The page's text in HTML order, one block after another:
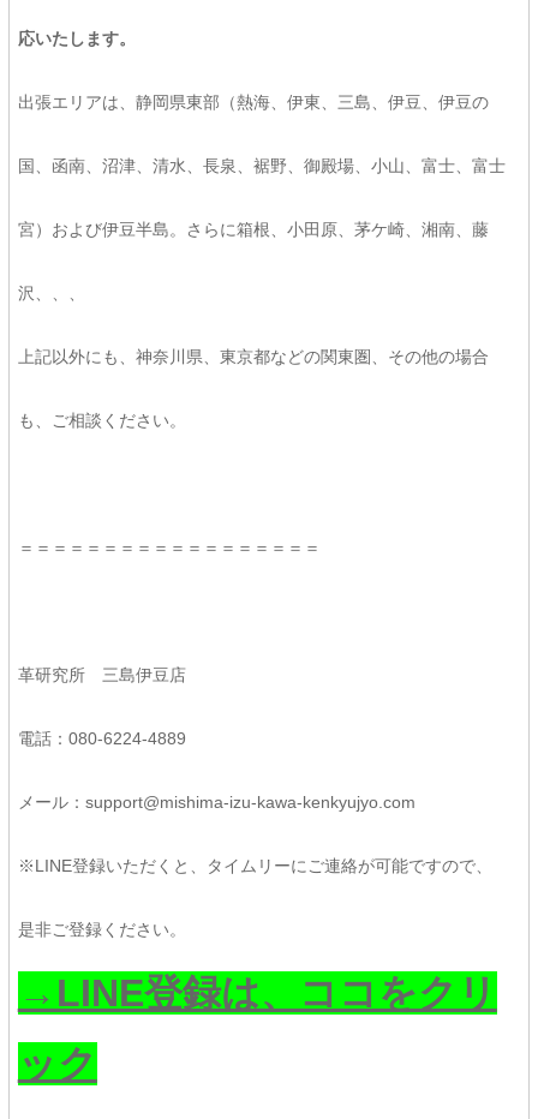
応いたします。
出張エリアは、静岡県東部（熱海、伊東、三島、伊豆、伊豆の
国、函南、沼津、清水、長泉、裾野、御殿場、小山、富士、富士
宮）および伊豆半島。さらに箱根、小田原、茅ケ崎、湘南、藤
沢、、、
上記以外にも、神奈川県、東京都などの関東圏、その他の場合
も、ご相談ください。
＝＝＝＝＝＝＝＝＝＝＝＝＝＝＝＝＝＝
革研究所 三島伊豆店
電話：080-6224-4889
メール：support@mishima-izu-kawa-kenkyujyo.com
※LINE登録いただくと、タイムリーにご連絡が可能ですので、
是非ご登録ください。
→LINE登録は、ココをクリ
ック